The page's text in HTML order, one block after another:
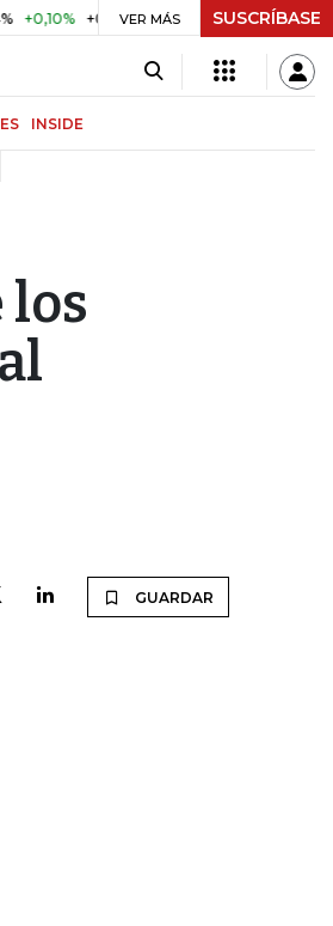
+0,98% UVR $ 416,91 +$ 0,05
VER MÁS SUSCRÍBASE
INSIDE
los
GUARDAR